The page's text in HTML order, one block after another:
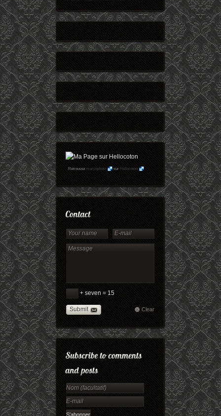
Retrouvezmaryophoto surHellocoton
+ seven = 15
Submit Clear